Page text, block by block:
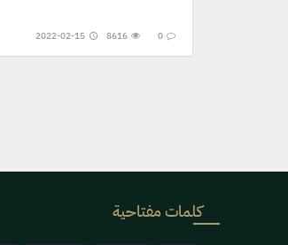
كلمات مفتاحية